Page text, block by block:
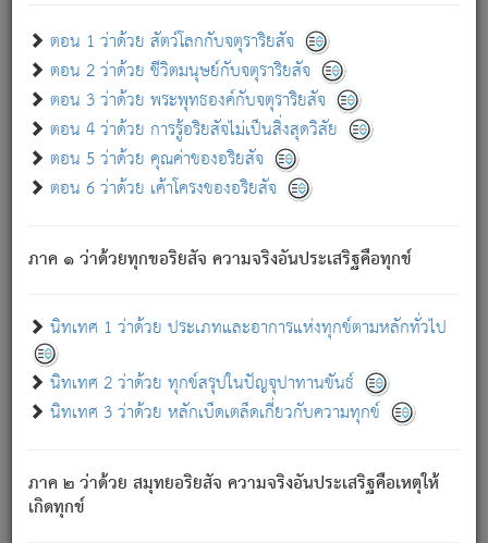
ตอน 1 ว่าด้วย สัตว์โลกกับจตุราริยสัจ
ตอน 2 ว่าด้วย ชีวิตมนุษย์กับจตุราริยสัจ
ตอน 3 ว่าด้วย พระพุทธองค์กับจตุราริยสัจ
ตอน 4 ว่าด้วย การรู้อริยสัจไม่เป็นสิ่งสุดวิสัย
ตอน 5 ว่าด้วย คุณค่าของอริยสัจ
ตอน 6 ว่าด้วย เค้าโครงของอริยสัจ
ภาค ๑ ว่าด้วยทุกขอริยสัจ ความจริงอันประเสริฐคือทุกข์
นิทเทศ 1 ว่าด้วย ประเภทและอาการแห่งทุกข์ตามหลักทั่วไป
นิทเทศ 2 ว่าด้วย ทุกข์สรุปในปัญจุปาทานขันธ์
นิทเทศ 3 ว่าด้วย หลักเบ็ดเตล็ดเกี่ยวกับความทุกข์
ภาค ๒ ว่าด้วย สมุทยอริยสัจ ความจริงอันประเสริฐคือเหตุให้
เกิดทุกข์
เขาเพลิดเพลินยิ่งนักในสิ่งใด สิ่งนั้นเป็นภัย (ที่เขาไม่รู้จัก)
เขากลัวต่อสิ่งใดสิ่งนั้นเป็นทุกข์
พรหมจรรย์นี้ อันบุคคลย่อมประพฤติ ก็เพื่อการละขาดซึ่ง
ภพ.
สมณะหรือพราหมณ์เหล่าใด กล่าวความหลุดพ้นจากภพว่า
มีได้เพราะภพ เรากล่าวว่า สมณะหรือพราหมณ์ทั้งปวงนั้น
มิใช่ผู้หลดพ้นจากภพ.
ภพ ว่ามีได้เพราะวิภพ[2]: เรากล่าวว่า สมณะหรือพราหมณ์ทั้ง
ปวงนั้น ก็ยังสลัดภพออกไปไม่ได้.
ก็ทุกข์นี้มีขึ้น เพราะอาศัยซึ่งอุปธิทั้งปวง.
เพราะความสิ้นไปแห่งอุปาทานทั้งปวง ความเกิดขึ้นแห่ง
ทุกข์จึงไม่มี.
ท่านจงดูโลกนี้เถิด (จะเห็นว่า) สัตว์ทั้งหลายอันอวิชาหนา
แน่นบังหนาแล้ว; และว่า สัตว์ผู้ยินดีในภพอันเป็นแล้วนั้น ย่อม
อันเป็นไปในที่หรือเวลาทั้งปวง[3]เพื่อความมีแห่งประโยชน์โดย
ประการทั้งปวง; ภพทั้งหลายทั้งหมดนั้น ไม่เที่ยง เป็นทุกข์ มี
ความแปรปรวนเป็นธรรมดา.